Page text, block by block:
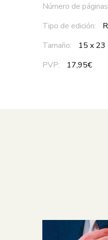
Número de
Tipo de edición:
Tamaño:
15 x 23
PVP:
17,95€